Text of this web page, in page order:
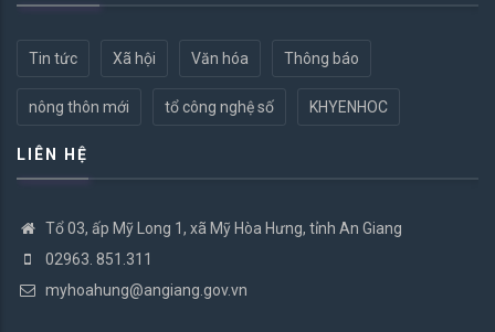
Tin tức Xã hội Văn hóa Thông báo
nông thôn mới tổ công nghệ số KHYENHOC
LIÊN HỆ
Tổ 03, ấp Mỹ Long 1, xã Mỹ Hòa Hưng, tỉnh An Giang
02963. 851.311
myhoahung@angiang.gov.vn